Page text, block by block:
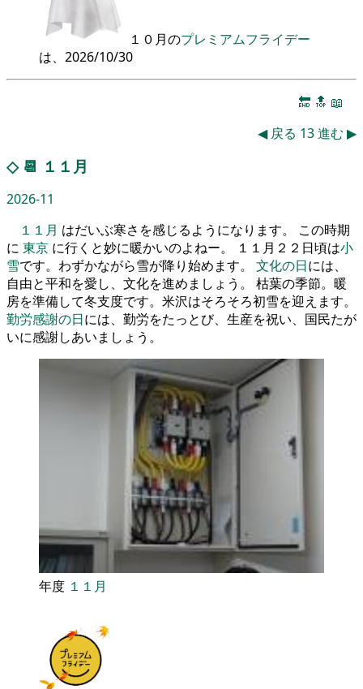
１０月のプレミアムフライデー
は、2026/10/30
🔚 🔝 📖
◀ 戻る 13進む ▶
◇ 📆 １１月
2026-11
１１月 はだいぶ寒さを感じるようになります。 この時期
に 東京 に行くと妙に暖かいのよねー。 １１月２２日頃は小
雪です。わずかながら雪が降り始めます。 文化の日には、
自由と平和を愛し、文化を進めましょう。 枯葉の季節。暖
房を準備して冬支度です。米沢はそろそろ初雪を迎えます。
勤労感謝の日には、勤労をたっとび、生産を祝い、国民たが
いに感謝しあいましょう。
年度 １１月